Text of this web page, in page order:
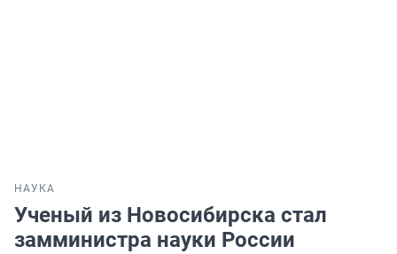
НАУКА
Ученый из Новосибирска стал
замминистра науки России